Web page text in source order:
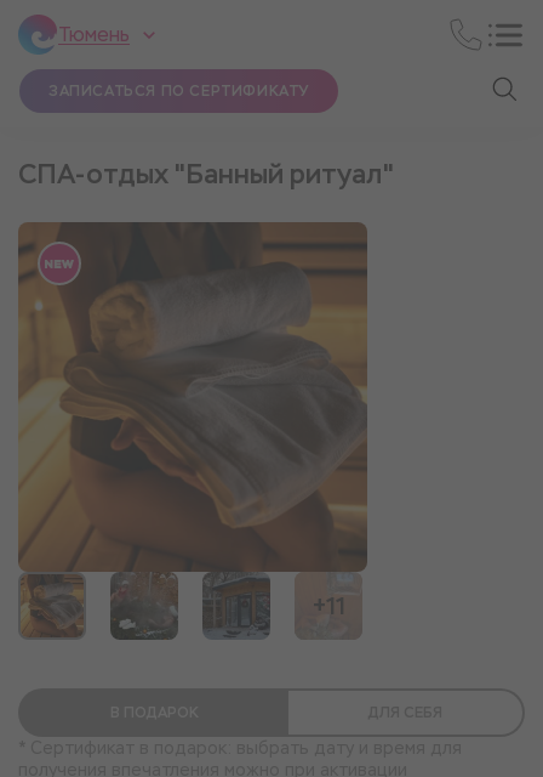
Тюмень
ЗАПИСАТЬСЯ ПО СЕРТИФИКАТУ
СПА-отдых "Банный ритуал"
+11